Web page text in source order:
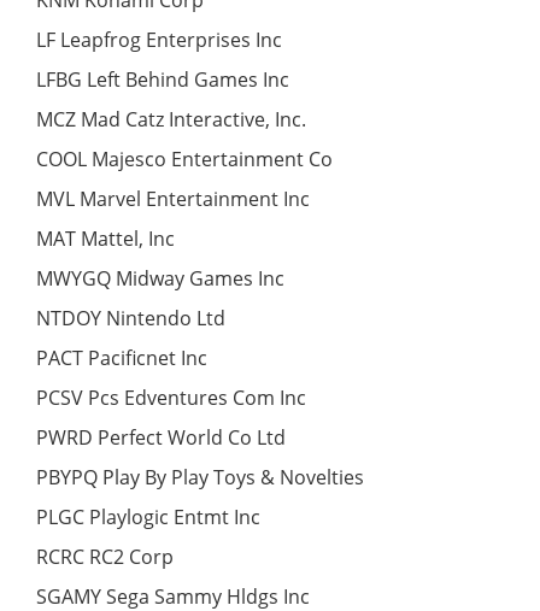
LF Leapfrog Enterprises Inc
LFBG Left Behind Games Inc
MCZ Mad Catz Interactive, Inc.
COOL Majesco Entertainment Co
MVL Marvel Entertainment Inc
MAT Mattel, Inc
MWYGQ Midway Games Inc
NTDOY Nintendo Ltd
PACT Pacificnet Inc
PCSV Pcs Edventures Com Inc
PWRD Perfect World Co Ltd
PBYPQ Play By Play Toys & Novelties
PLGC Playlogic Entmt Inc
RCRC RC2 Corp
SGAMY Sega Sammy Hldgs Inc